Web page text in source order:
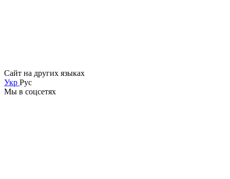
Сайт на других языках
Укр Рус
Мы в соцсетях